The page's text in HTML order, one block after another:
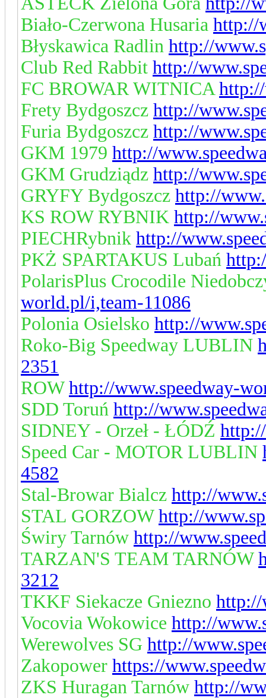
Biało-Czerwona Husaria http://
Błyskawica Radlin http://
Club Red Rabbit http://
FC BROWAR WITNICA
Frety Bydgoszcz http://
Furia Bydgoszcz http://
GKM 1979 http://
GKM Grudziądz http://
GRYFY Bydgoszcz http://
KS ROW RYBNIK http://
PIECHRybnik http://
PKŻ SPARTAKUS Lubań
PolarisPlus Crocodile
world.pl/i,team-11086
Polonia Osielsko http://
Roko-Big Speedway LUBLIN
2351
ROWhttp://www.speedway-
SDD Toruń http://
SIDNEY - Orzeł - ŁÓDŹ
Speed Car - MOTOR LUBLIN
4582
Stal-Browar Bialcz http://
STAL GORZOWhttp://
Świry Tarnów http://
TARZAN'S TEAM TARNÓW
3212
TKKF Siekacze Gniezno http://
Vocovia Wokowice http://
Werewolves SG http://
Zakopower https://
ZKS Huragan Tarnów http://